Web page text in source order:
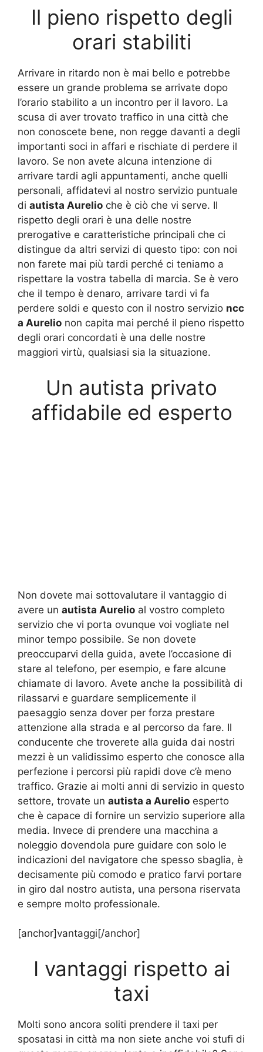
Il pieno rispetto degli
orari stabiliti
Arrivare in ritardo non è mai bello e potrebbe
essere un grande problema se arrivate dopo
l’orario stabilito a un incontro per il lavoro. La
scusa di aver trovato traffico in una città che
non conoscete bene, non regge davanti a degli
importanti soci in affari e rischiate di perdere il
lavoro. Se non avete alcuna intenzione di
arrivare tardi agli appuntamenti, anche quelli
personali, affidatevi al nostro servizio puntuale
di autista Aurelio che è ciò che vi serve. Il
rispetto degli orari è una delle nostre
prerogative e caratteristiche principali che ci
distingue da altri servizi di questo tipo: con noi
non farete mai più tardi perché ci teniamo a
rispettare la vostra tabella di marcia. Se è vero
che il tempo è denaro, arrivare tardi vi fa
perdere soldi e questo con il nostro servizio ncc
a Aurelio non capita mai perché il pieno rispetto
degli orari concordati è una delle nostre
maggiori virtù, qualsiasi sia la situazione.
Un autista privato
affidabile ed esperto
Non dovete mai sottovalutare il vantaggio di
avere un autista Aurelio al vostro completo
servizio che vi porta ovunque voi vogliate nel
minor tempo possibile. Se non dovete
preoccuparvi della guida, avete l’occasione di
stare al telefono, per esempio, e fare alcune
chiamate di lavoro. Avete anche la possibilità di
rilassarvi e guardare semplicemente il
paesaggio senza dover per forza prestare
attenzione alla strada e al percorso da fare. Il
conducente che troverete alla guida dai nostri
mezzi è un validissimo esperto che conosce alla
perfezione i percorsi più rapidi dove c’è meno
traffico. Grazie ai molti anni di servizio in questo
settore, trovate un autista a Aurelio esperto
che è capace di fornire un servizio superiore alla
media. Invece di prendere una macchina a
noleggio dovendola pure guidare con solo le
indicazioni del navigatore che spesso sbaglia, è
decisamente più comodo e pratico farvi portare
in giro dal nostro autista, una persona riservata
e sempre molto professionale.
[anchor]vantaggi[/anchor]
I vantaggi rispetto ai
taxi
Molti sono ancora soliti prendere il taxi per
sposatasi in città ma non siete anche voi stufi di